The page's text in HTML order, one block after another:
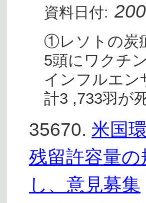
資料日付:
①レソトの炭
5頭にワクチ
インフルエン
計3 ,733羽が
35670. 米国
残留許容量
し、意見募集